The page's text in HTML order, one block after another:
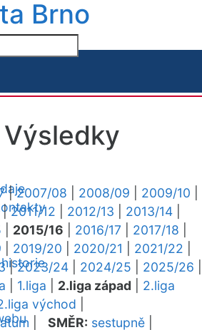
Brno
Výsledky
|2007/08 2008/09 2009/10
|2011/12 2012/13 2013/14
2015/16 2016/17 2017/18
2019/20 2020/21 2021/22
|2023/24 2024/25 2025/26
1.liga 2.liga západ
2.liga
východ
SMĚR: sestupně